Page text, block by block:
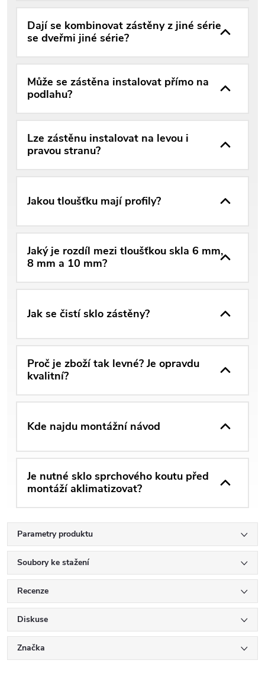
Dají se kombinovat zástěny z jiné série
se dveřmi jiné série?
Může se zástěna instalovat přímo na
podlahu?
Lze zástěnu instalovat na levou i
pravou stranu?
Jakou tloušťku mají profily?
Jaký je rozdíl mezi tloušťkou skla 6 mm,
8 mm a 10 mm?
Jak se čistí sklo zástěny?
Proč je zboží tak levné? Je opravdu
kvalitní?
Kde najdu montážní návod
Je nutné sklo sprchového koutu před
montáží aklimatizovat?
Parametry produktu
Soubory ke stažení
Recenze
Diskuse
Značka